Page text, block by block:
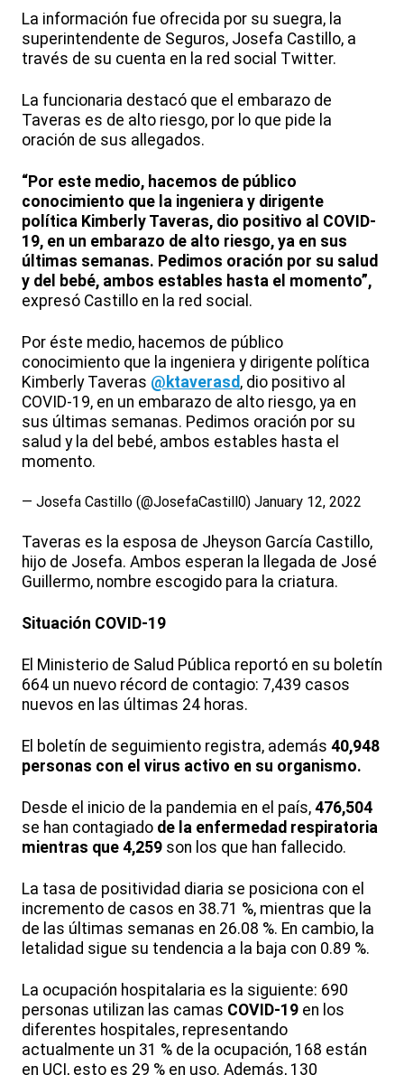
La información fue ofrecida por su suegra, la
superintendente de Seguros, Josefa Castillo, a
través de su cuenta en la red social Twitter.
La funcionaria destacó que el embarazo de
Taveras es de alto riesgo, por lo que pide la
oración de sus allegados.
“Por este medio, hacemos de público
conocimiento que la ingeniera y dirigente
política Kimberly Taveras, dio positivo al COVID-
19, en un embarazo de alto riesgo, ya en sus
últimas semanas. Pedimos oración por su salud
y del bebé, ambos estables hasta el momento”,
expresó Castillo en la red social.
Por éste medio, hacemos de público
conocimiento que la ingeniera y dirigente política
Kimberly Taveras @ktaverasd, dio positivo al
COVID-19, en un embarazo de alto riesgo, ya en
sus últimas semanas. Pedimos oración por su
salud y la del bebé, ambos estables hasta el
momento.
— Josefa Castillo (@JosefaCastill0) January 12, 2022
Taveras es la esposa de Jheyson García Castillo,
hijo de Josefa. Ambos esperan la llegada de José
Guillermo, nombre escogido para la criatura.
Situación COVID-19
El Ministerio de Salud Pública reportó en su boletín
664 un nuevo récord de contagio: 7,439 casos
nuevos en las últimas 24 horas.
El boletín de seguimiento registra, además 40,948
personas con el virus activo en su organismo.
Desde el inicio de la pandemia en el país, 476,504
se han contagiado de la enfermedad respiratoria
mientras que 4,259 son los que han fallecido.
La tasa de positividad diaria se posiciona con el
incremento de casos en 38.71 %, mientras que la
de las últimas semanas en 26.08 %. En cambio, la
letalidad sigue su tendencia a la baja con 0.89 %.
La ocupación hospitalaria es la siguiente: 690
personas utilizan las camas COVID-19 en los
diferentes hospitales, representando
actualmente un 31 % de la ocupación, 168 están
en UCI, esto es 29 % en uso. Además, 130